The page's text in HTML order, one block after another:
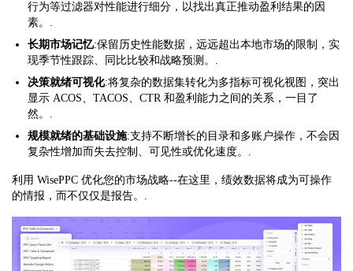
行为等过滤器对性能进行细分，以找出真正推动盈利结果的因
素。.
长期市场记忆:保留历史性能数据，远远超出本地市场的限制，实
现季节性跟踪、同比比较和战略预测。.
决策就绪可视化:将复杂的数据集转化为多指标可视化视图，突出
显示 ACOS、TACOS、CTR 和盈利能力之间的关系，一目了
然。.
规模就绪的基础设施:支持不断增长的目录和多账户操作，不会因
复杂性增加而失去控制、可见性或优化速度。.
利用 WisePPC 优化您的市场战略--在这里，绩效数据将成为可操作
的情报，而不仅仅是报告。.